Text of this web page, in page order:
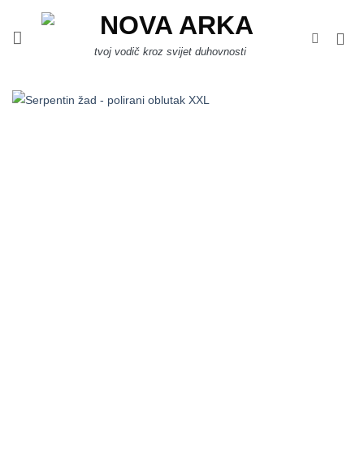
content
tvoj vodič kroz svijet duhovnosti